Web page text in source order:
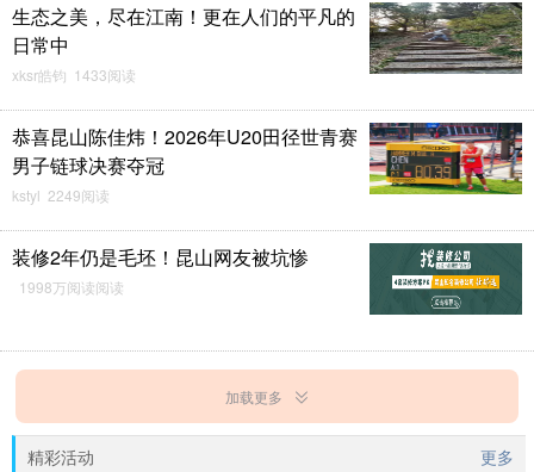
生态之美，尽在江南！更在人们的平凡的
日常中
xksr皓钧 1433阅读
恭喜昆山陈佳炜！2026年U20田径世青赛
男子链球决赛夺冠
kstyl 2249阅读
装修2年仍是毛坯！昆山网友被坑惨
1998万阅读阅读
加载更多
精彩活动 更多